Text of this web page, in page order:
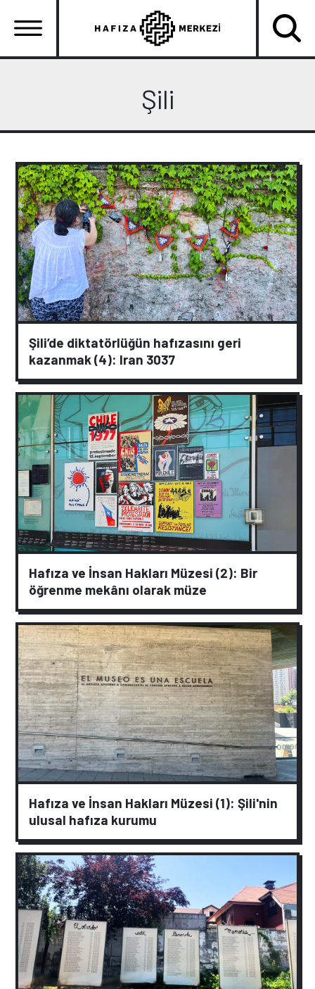
atla
Şili
Şili’de diktatörlüğün hafızasını geri
kazanmak (4): Iran 3037
Hafıza ve İnsan Hakları Müzesi (2): Bir
öğrenme mekânı olarak müze
Hafıza ve İnsan Hakları Müzesi (1): Şili'nin
ulusal hafıza kurumu